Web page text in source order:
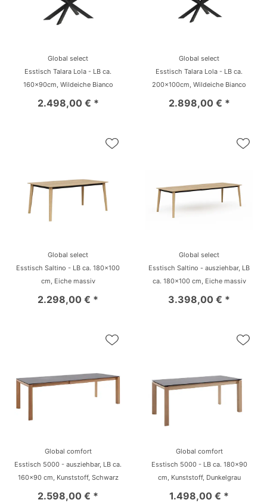
Global select
Esstisch Talara Lola - LB ca.
160x90cm, Wildeiche Bianco
2.498,00 € *
Global select
Esstisch Talara Lola - LB ca.
200x100cm, Wildeiche Bianco
2.898,00 € *
Global select
Esstisch Saltino - LB ca. 180x100
cm, Eiche massiv
2.298,00 € *
Global select
Esstisch Saltino - ausziehbar, LB
ca. 180x100 cm, Eiche massiv
3.398,00 € *
Global comfort
Esstisch 5000 - ausziehbar, LB ca.
160x90 cm, Kunststoff, Schwarz
2.598,00 € *
Global comfort
Esstisch 5000 - LB ca. 180x90
cm, Kunststoff, Dunkelgrau
1.498,00 € *